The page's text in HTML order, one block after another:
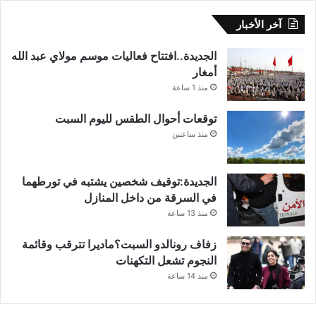
آخر الأخبار
الجديدة..افتتاح فعاليات موسم مولاي عبد الله
أمغار
منذ 1 ساعة
توقعات أحوال الطقس لليوم السبت
منذ ساعتين
الجديدة:توقيف شخصين يشتبه في تورطهما
في السرقة من داخل المنازل
منذ 13 ساعة
زفاف رونالدو السبت؟ماديرا تترقب وقائمة
النجوم تشعل التكهنات
منذ 14 ساعة